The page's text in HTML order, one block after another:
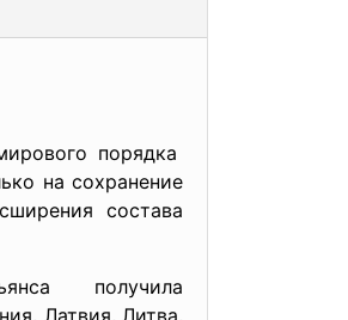
порядка
на сохранение
состава
получила
Латвия, Литва,